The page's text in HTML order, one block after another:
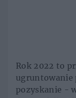
Rok 2022 to
ugruntowanie
pozyskanie -